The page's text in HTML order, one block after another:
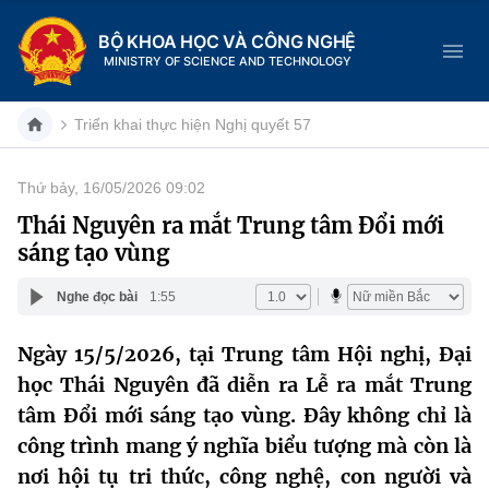
BỘ KHOA HỌC VÀ CÔNG NGHỆ
MINISTRY OF SCIENCE AND TECHNOLOGY
Danh mục
Trang chủ
Giới thiệu
Chức năng nhiệm vụ
Cơ cấu tổ chức
Lịch sử phát triển
Tin tức sự kiện
Khoa học và Công nghệ
Đổi mới sáng tạo
Dịch vụ công
Hệ thống văn bản
Triển khai thực hiện Nghị quyết 57
Thứ bảy, 16/05/2026 09:02
Thái Nguyên ra mắt Trung tâm Đổi mới
sáng tạo vùng
Nghe đọc bài 1:55
Ngày 15/5/2026, tại Trung tâm Hội nghị, Đại
học Thái Nguyên đã diễn ra Lễ ra mắt Trung
tâm Đổi mới sáng tạo vùng. Đây không chỉ là
công trình mang ý nghĩa biểu tượng mà còn là
nơi hội tụ tri thức, công nghệ, con người và